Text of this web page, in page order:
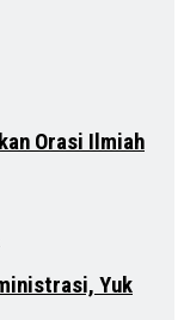
Orasi Ilmiah
Yuk